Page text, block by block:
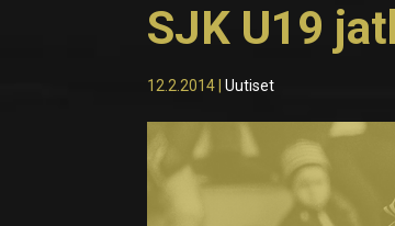
SJK U19
12.2.2014 |Uutiset